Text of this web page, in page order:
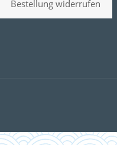
Bestellung widerrufen